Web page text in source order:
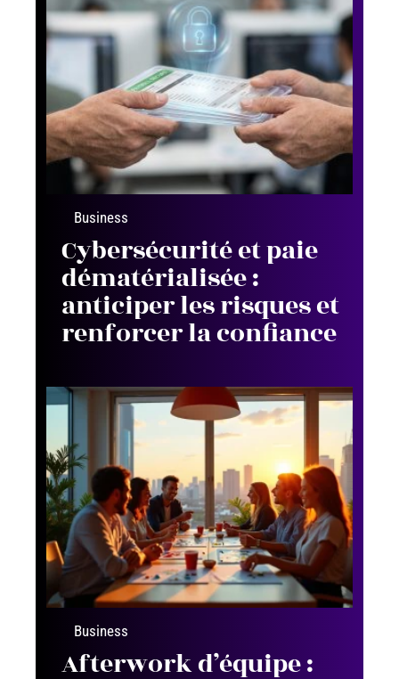
Business
Cybersécurité et paie
dématérialisée :
anticiper les risques et
renforcer la confiance
Business
Afterwork d’équipe :